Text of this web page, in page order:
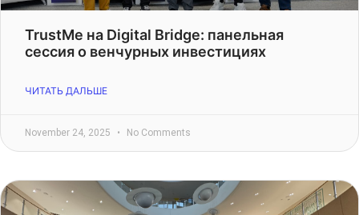
TrustMe на Digital Bridge: панельная
сессия о венчурных инвестициях
ЧИТАТЬ ДАЛЬШЕ
November 24, 2025 No Comments